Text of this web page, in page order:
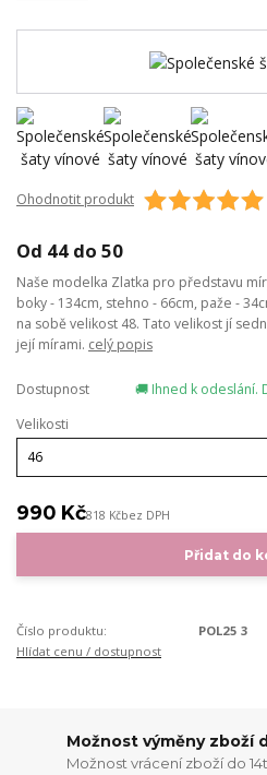
Ohodnotit produkt
Od 44 do 50
Naše modelka Zlatka pro představu
boky - 134cm, stehno - 66cm, paže -
na sobě velikost 48. Tato velikost jí
její mírami. celý popis
Dostupnost
🚚 Ihned k odeslání.
Velikosti
990 Kč818 Kčbez DPH
Přidat do
Číslo produktu:
POL25 3
Hlídat cenu / dostupnost
Možnost výměny zboží
Možnost vrácení zboží do